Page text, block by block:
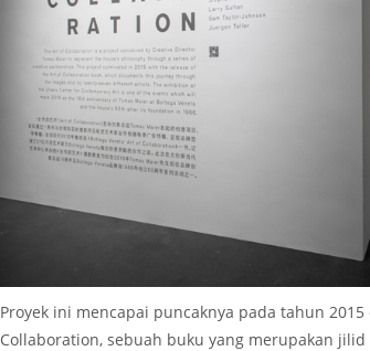
Proyek ini mencapai puncaknya pada tahun
Collaboration, sebuah buku yang merupakan